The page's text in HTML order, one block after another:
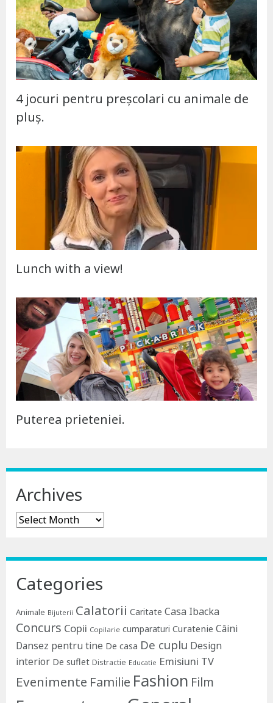
4 jocuri pentru preșcolari cu animale de
pluș.
Lunch with a view!
Puterea prieteniei.
Archives
Archives
Categories
Animale Bijuterii Calatorii Caritate Casa Ibacka
Concurs Copii Copilarie cumparaturi Curatenie Câini
Dansez pentru tine De casa De cuplu Design
interior De suflet Distractie Educatie Emisiuni TV
Evenimente Familie Fashion Film